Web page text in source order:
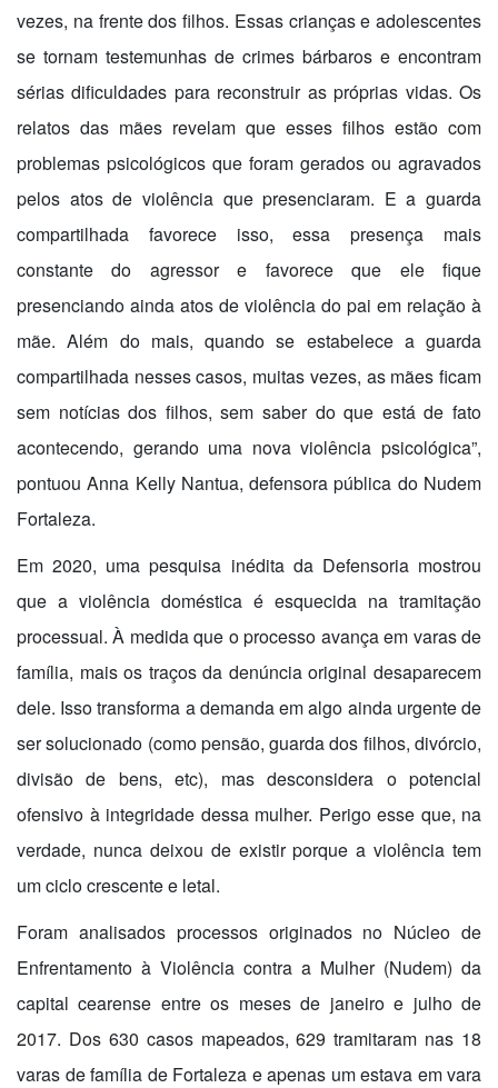
vezes, na frente dos filhos. Essas crianças e adolescentes
se tornam testemunhas de crimes bárbaros e encontram
sérias dificuldades para reconstruir as próprias vidas. Os
relatos das mães revelam que esses filhos estão com
problemas psicológicos que foram gerados ou agravados
pelos atos de violência que presenciaram. E a guarda
compartilhada favorece isso, essa presença mais
constante do agressor e favorece que ele fique
presenciando ainda atos de violência do pai em relação à
mãe. Além do mais, quando se estabelece a guarda
compartilhada nesses casos, muitas vezes, as mães ficam
sem notícias dos filhos, sem saber do que está de fato
acontecendo, gerando uma nova violência psicológica”,
pontuou Anna Kelly Nantua, defensora pública do Nudem
Fortaleza.
Em 2020, uma pesquisa inédita da Defensoria mostrou
que a violência doméstica é esquecida na tramitação
processual. À medida que o processo avança em varas de
família, mais os traços da denúncia original desaparecem
dele. Isso transforma a demanda em algo ainda urgente de
ser solucionado (como pensão, guarda dos filhos, divórcio,
divisão de bens, etc), mas desconsidera o potencial
ofensivo à integridade dessa mulher. Perigo esse que, na
verdade, nunca deixou de existir porque a violência tem
um ciclo crescente e letal.
Foram analisados processos originados no Núcleo de
Enfrentamento à Violência contra a Mulher (Nudem) da
capital cearense entre os meses de janeiro e julho de
2017. Dos 630 casos mapeados, 629 tramitaram nas 18
varas de família de Fortaleza e apenas um estava em vara